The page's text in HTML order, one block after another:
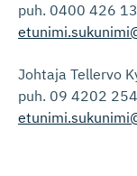
puh. 0400 426
Johtaja Tellervo
puh. 09 4202